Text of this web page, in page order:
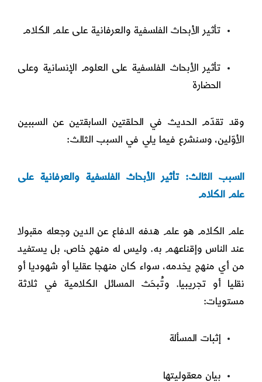
تأثير الأبحاث الفلسفية والعرفانية على علم الكلام
تأثير الأبحاث الفلسفية على العلوم الإنسانية وعلى
الحضارة
وقد تقدّم الحديث في الحلقتين السابقتين عن السببين
الأوّلين، وسنشرع فيما يلي في السبب الثالث:
السبب الثالث: تأثير الأبحاث الفلسفية والعرفانية على
علم الكلام
علم الكلام هو علم هدفه الدفاع عن الدين وجعله مقبولا
عند الناس وإقناعهم به. وليس له منهج خاص، بل يستفيد
من أي منهج يخدمه، سواء كان منهجا عقليا أو شهوديا أو
نقليا أو تجريبيا. وتُبحَث المسائل الكلامية في ثلاثة
مستويات:
إثبات المسألة
بيان معقوليتها